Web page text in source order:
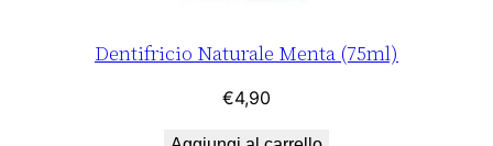
Dentifricio Naturale Menta (75ml)
€4,90